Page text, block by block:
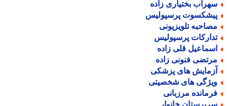
بختیاری زاده
پرسپولیس
تلویزیونی
پرسپولیس
قلی زاده
فنونی زاده
های پزشکی
های شخصیتی
مرزبانی